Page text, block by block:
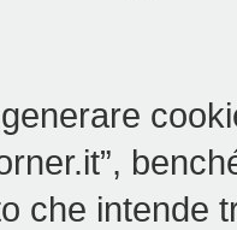
che intende